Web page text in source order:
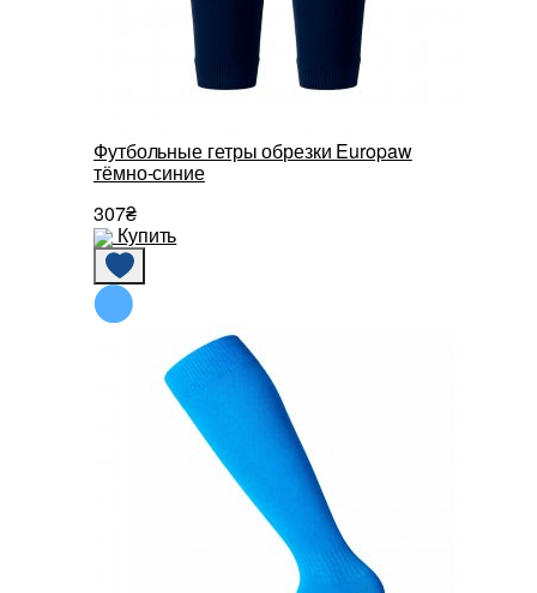
Футбольные гетры обрезки Europaw
тёмно-синие
307₴
Купить